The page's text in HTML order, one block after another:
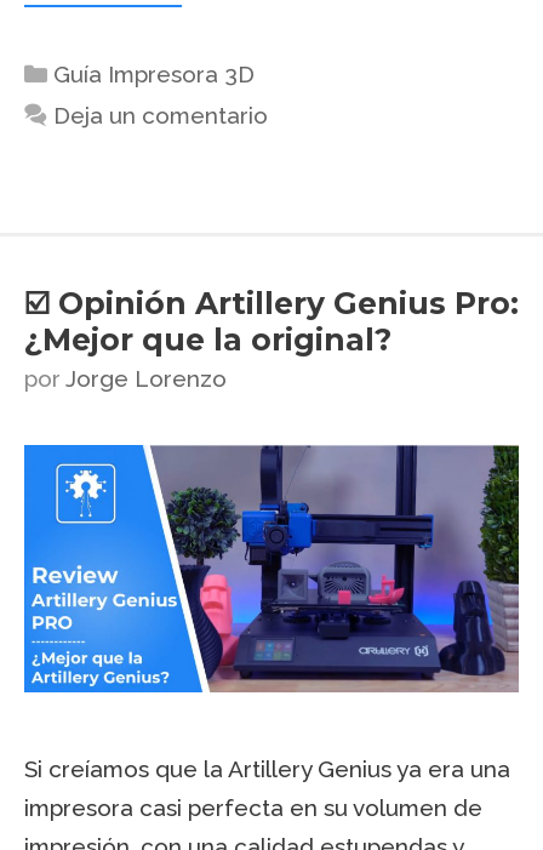
Guía Impresora 3D
Deja un comentario
☑️ Opinión Artillery Genius Pro:
¿Mejor que la original?
por Jorge Lorenzo
Si creíamos que la Artillery Genius ya era una
impresora casi perfecta en su volumen de